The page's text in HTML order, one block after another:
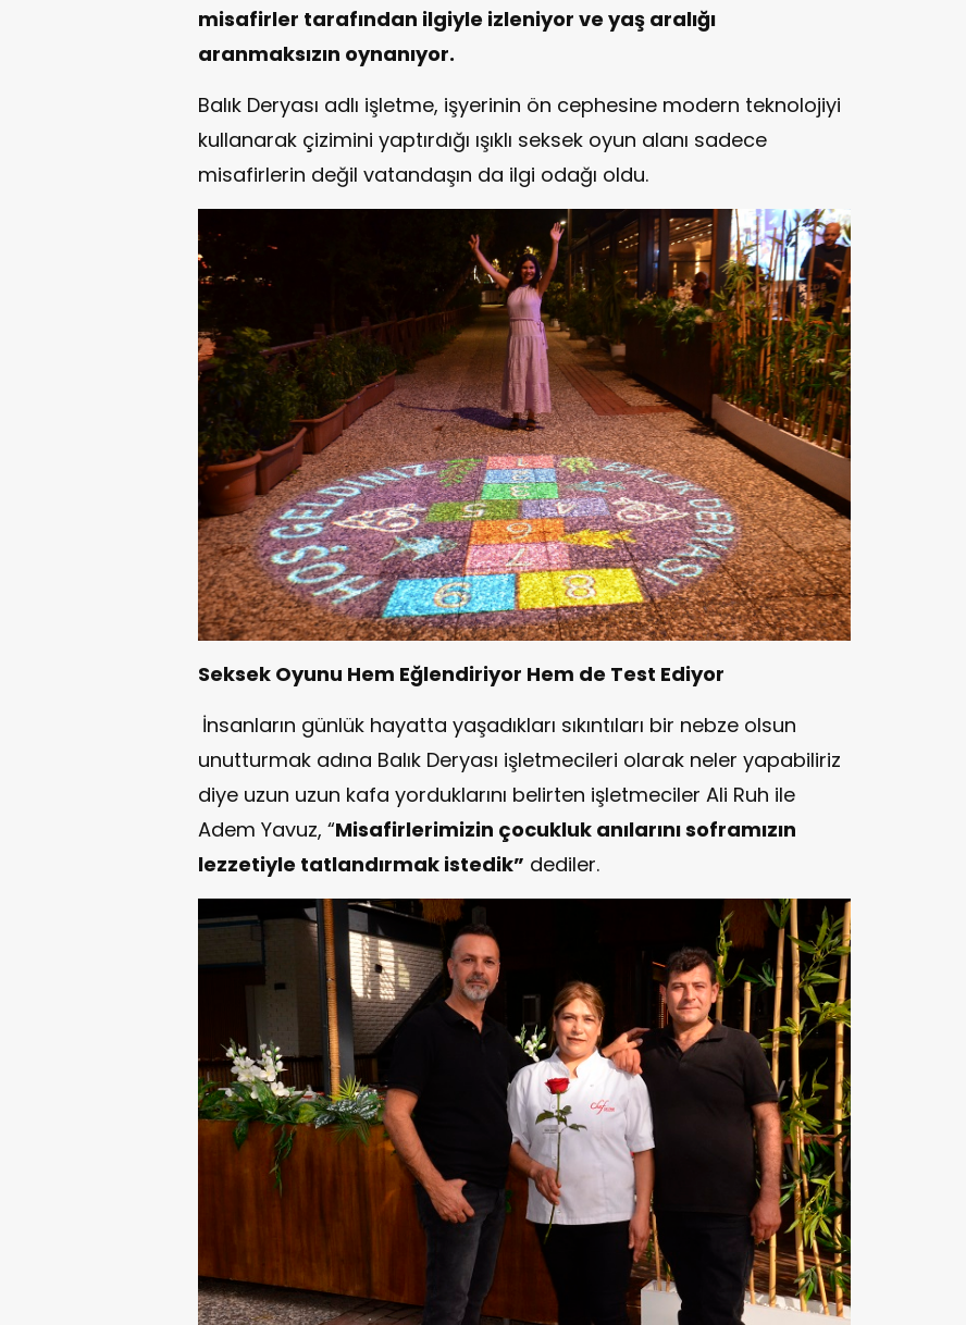
misafirler tarafından ilgiyle izleniyor ve yaş aralığı
aranmaksızın oynanıyor.
Balık Deryası adlı işletme, işyerinin ön cephesine modern teknolojiyi
kullanarak çizimini yaptırdığı ışıklı seksek oyun alanı sadece
misafirlerin değil vatandaşın da ilgi odağı oldu.
Seksek Oyunu Hem Eğlendiriyor Hem de Test Ediyor
İnsanların günlük hayatta yaşadıkları sıkıntıları bir nebze olsun
unutturmak adına Balık Deryası işletmecileri olarak neler yapabiliriz
diye uzun uzun kafa yorduklarını belirten işletmeciler Ali Ruh ile
Adem Yavuz, “Misafirlerimizin çocukluk anılarını soframızın
lezzetiyle tatlandırmak istedik” dediler.